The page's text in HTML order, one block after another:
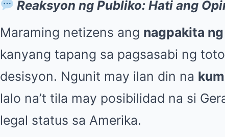
Reaksyon ng Publiko: Hati ang
Maraming netizens ang nagpakita
kanyang tapang sa pagsasabi ng
desisyon. Ngunit may ilan din na
lalo na’t tila may posibilidad na si
legal status sa Amerika.